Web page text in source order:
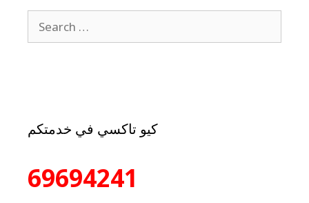
كيو تاكسي في خدمتكم
69694241